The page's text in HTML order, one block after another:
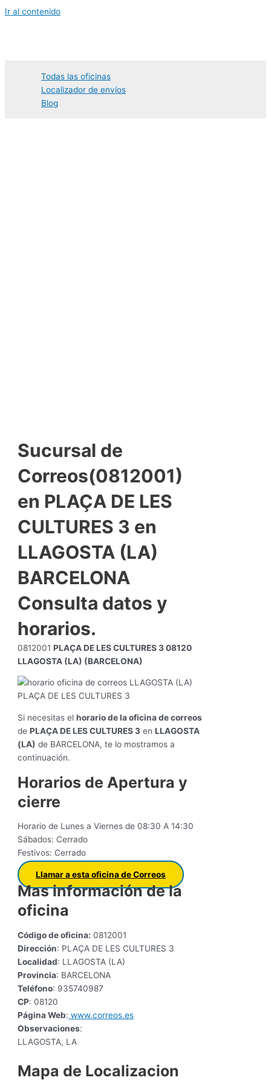
Ir al contenido
Todas las oficinas
Localizador de envíos
Blog
Sucursal de
Correos(0812001)
en PLAÇA DE LES
CULTURES 3 en
LLAGOSTA (LA)
BARCELONA
Consulta datos y
horarios.
0812001PLAÇA DE LES CULTURES 3 08120
LLAGOSTA (LA) (BARCELONA)
Si necesitas elhorario de la oficina de correos
dePLAÇA DE LES CULTURES 3 enLLAGOSTA
(LA) de BARCELONA, te lo mostramos a
continuación.
Horarios de Apertura y
cierre
Horario de Lunes a Viernes de 08:30 A 14:30
Sábados: Cerrado
Festivos: Cerrado
Llamar a esta oficina de Correos
Mas información de la
oficina
Código de oficina: 0812001
Dirección: PLAÇA DE LES CULTURES 3
Localidad: LLAGOSTA (LA)
Provincia: BARCELONA
Teléfono: 935740987
CP: 08120
Página Web: www.correos.es
Observaciones:
LLAGOSTA, LA
Mapa de Localizacion